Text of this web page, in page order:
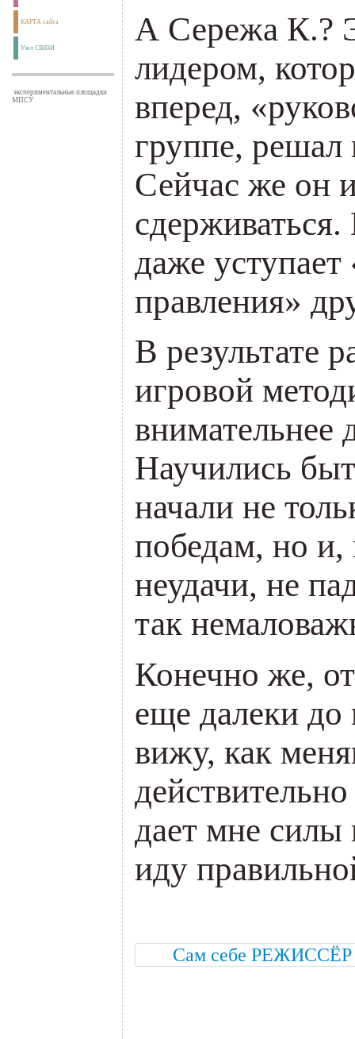
КАРТА сайта
Узел СВЯЗИ
экспериментальные площадки
МПСУ
А Сережа К.?
лидером,
вперед, «
группе, решал
Сейчас же он
даже уступает
правления»
В результате
игровой
внимательнее
Научились
начали не
победам, но и,
неудачи, не
так
Конечно же,
еще далеки
вижу, как
дает мне силы
иду
Сам себе РЕЖИССЁР